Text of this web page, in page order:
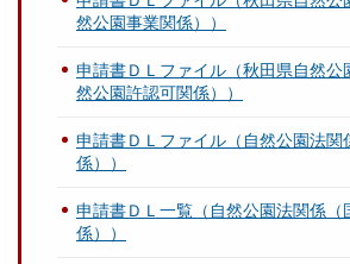
然公園事業関係））
申請書ＤＬファイル（秋田県自然公
然公園許認可関係））
申請書ＤＬファイル（自然公園法関
係））
申請書ＤＬ一覧（自然公園法関係（
係））